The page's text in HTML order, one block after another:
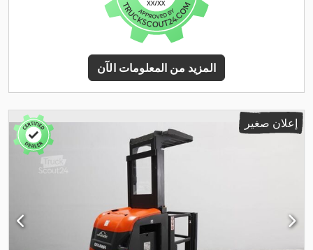
المزيد من المعلومات الآن
إعلان صغير